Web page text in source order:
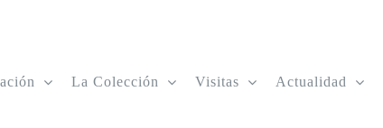
La Colección Visitas Actualidad